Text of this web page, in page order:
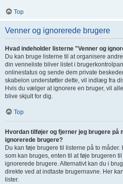
Top
Venner og ignorerede brugere
Hvad indeholder listerne "Venner og
Du kan bruge listerne til at organisere
din venneliste bliver listet i
onlinestatus og sende dem private
skabelon understøtter dette, vil indlæg fra
Hvis du vælger at ignorere en bruger, vil
blive skjult for dig.
Top
Hvordan tilføjer og fjerner jeg brugere på
ignorerede brugere?
Du kan føje brugere til listerne på to
som kan bruges, enten til at føje brugeren
ignorerede brugere. Alternativt kan du i
direkte ved at indtaste brugernavne. Her
lister.